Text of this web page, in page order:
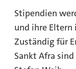
Stipendien
und ihre
Zuständig für
Sankt Afra